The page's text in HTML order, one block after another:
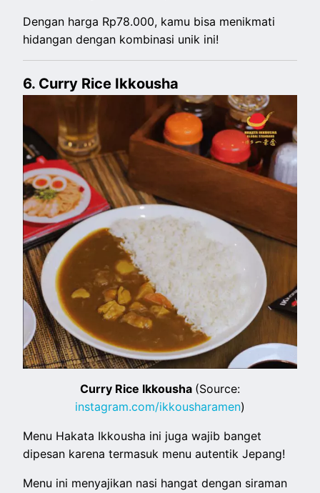
Dengan harga Rp78.000, kamu bisa menikmati
hidangan dengan kombinasi unik ini!
6. Curry Rice Ikkousha
Curry Rice Ikkousha (Source:
instagram.com/ikkousharamen)
Menu Hakata Ikkousha ini juga wajib banget
dipesan karena termasuk menu autentik Jepang!
Menu ini menyajikan nasi hangat dengan siraman